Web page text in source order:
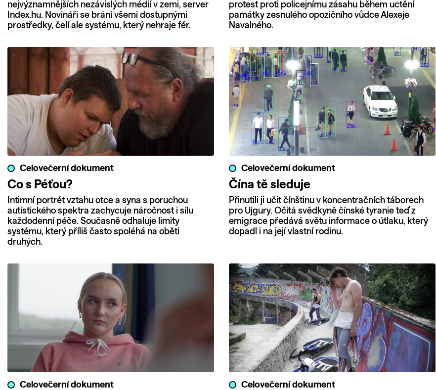
nejvýznamnějších nezávislých médií v zemi, server
Index.hu. Novináři se brání všemi dostupnými
prostředky, čelí ale systému, který nehraje fér.
protest proti policejnímu zásahu během uctění
památky zesnulého opozičního vůdce Alexeje
Navalného.
Celovečerní dokument
Co s Péťou?
Intimní portrét vztahu otce a syna s poruchou
autistického spektra zachycuje náročnost i sílu
každodenní péče. Současně odhaluje limity
systému, který příliš často spoléhá na oběti
druhých.
Celovečerní dokument
Čína tě sleduje
Přinutili ji učit čínštinu v koncentračních táborech
pro Ujgury. Očitá svědkyně čínské tyranie teď z
emigrace předává světu informace o útlaku, který
dopadl i na její vlastní rodinu.
Celovečerní dokument Celovečerní dokument